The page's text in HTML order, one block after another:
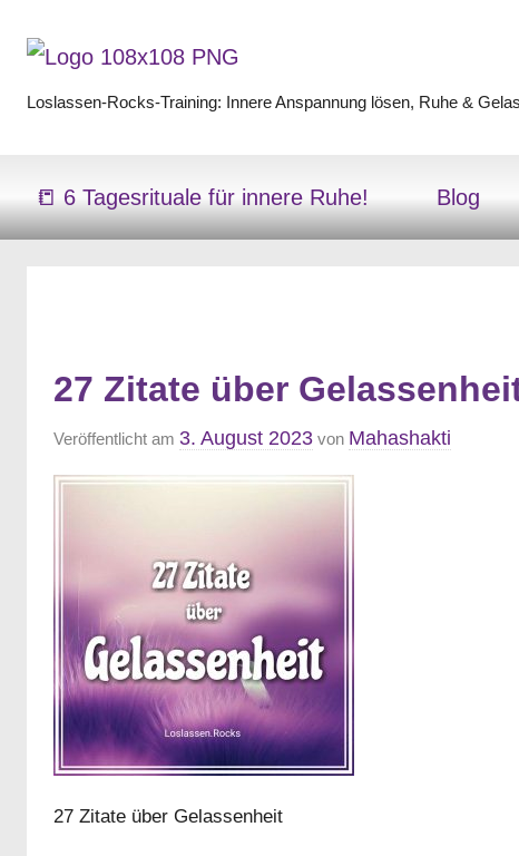
Inhalt
springen
Loslassen-
Rocks-
Loslassen-Rocks-Training: Innere Anspannung lösen, Ruhe &
📒 6 Tagesrituale für innere Ruhe! Blog
27 Zitate über
Veröffentlicht am 3. August 2023 von Mahashakti
27 Zitate über Gelassenheit